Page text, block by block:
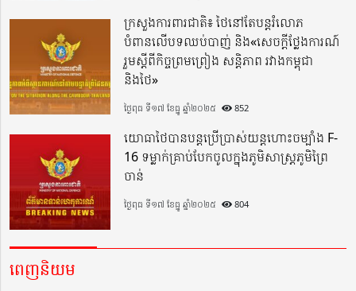
ក្រសួងការពារជាតិ៖ ថៃនៅតែបន្តរំលោភ
បំពានលើបទឈប់បាញ់ និង«សេចក្តីថ្លែងការណ៍
រួមស្តីពីកិច្ចព្រមព្រៀង សន្តិភាព រវាងកម្ពុជា
និងថៃ»
ថ្ងៃពុធ ទី១៧ ខែធ្នូ ឆ្នាំ២០២៥ 852
យោធាថៃបានបន្តប្រើប្រាស់យន្តហោះចម្បាំង F-
16 ទម្លាក់គ្រាប់បែកចូលក្នុងភូមិសាស្ត្រភូមិព្រៃ
ចាន់
ថ្ងៃពុធ ទី១៧ ខែធ្នូ ឆ្នាំ២០២៥ 804
ពេញនិយម